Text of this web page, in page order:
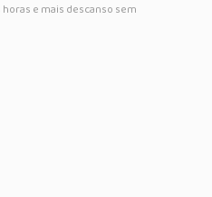
horas e mais descanso sem